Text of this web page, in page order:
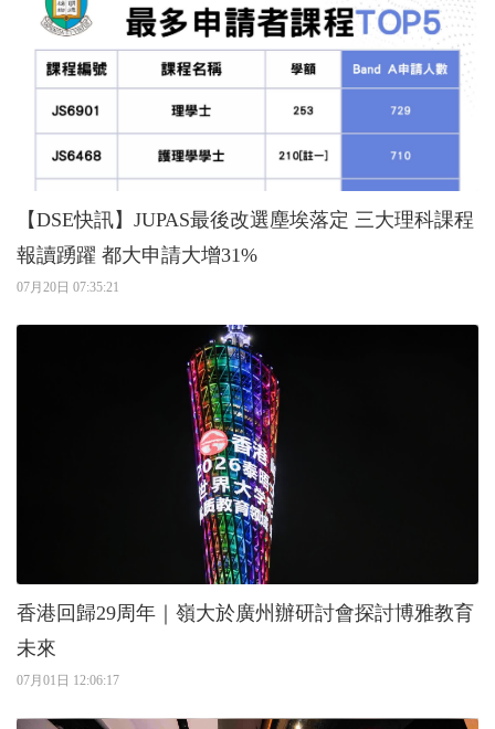
【DSE快訊】JUPAS最後改選塵埃落定 三大理科課程
報讀踴躍 都大申請大增31%
07月20日 07:35:21
香港回歸29周年｜嶺大於廣州辦研討會探討博雅教育
未來
07月01日 12:06:17